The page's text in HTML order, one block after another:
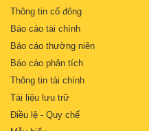
Thông tin cổ đông
Báo cáo tài chính
Báo cáo thường niên
Báo cáo phân tích
Thông tin tài chính
Tài liệu lưu trữ
Điều lệ - Quy chế